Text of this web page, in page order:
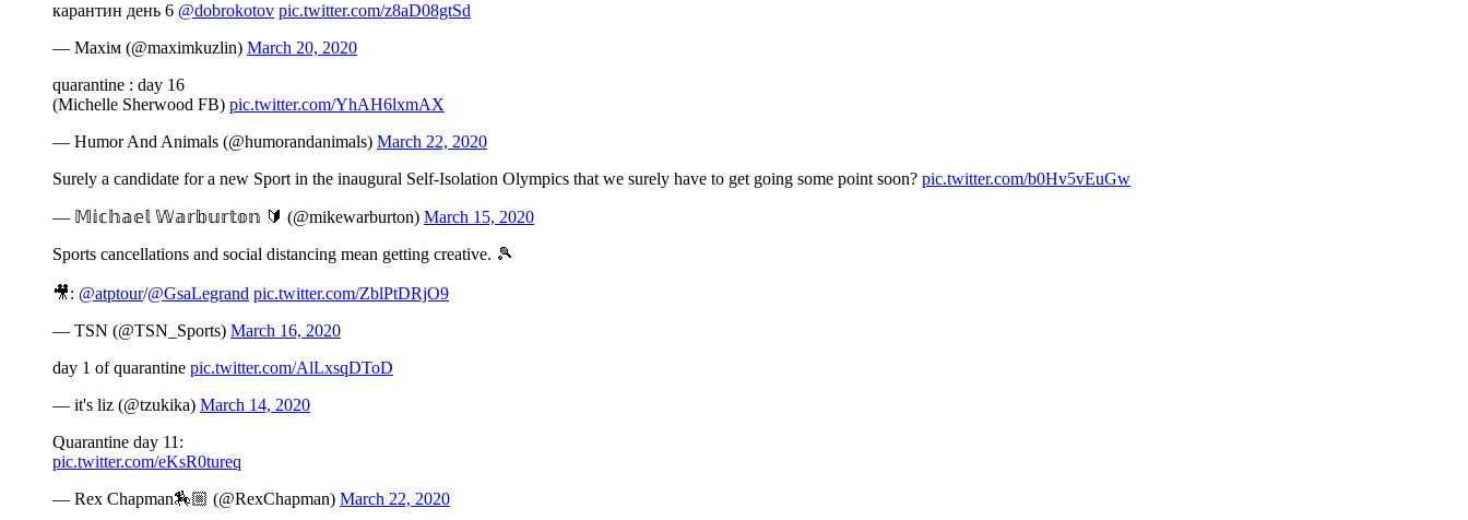
карантин день 6 @dobrokotov pic.twitter.com/z8aD08gtSd
— Maxiм (@maximkuzlin) March 20, 2020
quarantine : day 16
(Michelle Sherwood FB) pic.twitter.com/YhAH6lxmAX
— Humor And Animals (@humorandanimals) March 22, 2020
Surely a candidate for a new Sport in the inaugural Self-Isolation Olympics that we surely have to get going some point soon? pic.twitter.com/b0Hv5vEuGw
— 𝕄𝕚𝕔𝕙𝕒𝕖𝕝 𝕎𝕒𝕣𝕓𝕦𝕣𝕥𝕠𝕟 🔰 (@mikewarburton) March 15, 2020
Sports cancellations and social distancing mean getting creative. 🎾
🎥: @atptour/@GsaLegrand pic.twitter.com/ZblPtDRjO9
— TSN (@TSN_Sports) March 16, 2020
day 1 of quarantine pic.twitter.com/AlLxsqDToD
— it's liz (@tzukika) March 14, 2020
Quarantine day 11:
pic.twitter.com/eKsR0tureq
— Rex Chapman🏇🏼 (@RexChapman) March 22, 2020